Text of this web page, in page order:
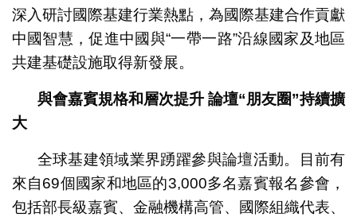
深入研討國際基建行業熱點，為國際基建合作貢獻
中國智慧，促進中國與“一帶一路”沿線國家及地區
共建基礎設施取得新發展。
與會嘉賓規格和層次提升 論壇“朋友圈”持續擴
大
全球基建領域業界踴躍參與論壇活動。目前有
來自69個國家和地區的3,000多名嘉賓報名參會，
包括部長級嘉賓、金融機構高管、國際組織代表、